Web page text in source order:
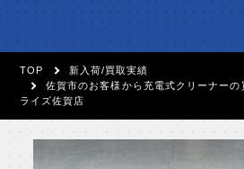
TOP
新入荷/買取実績
佐賀市のお客様から充電式クリーナー
ライズ佐賀店